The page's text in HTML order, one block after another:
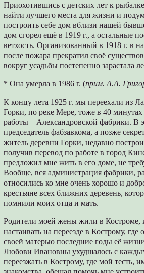
Приохотившись с детских лет к
найти лучшего места для жизни и
построить себе дом вблизи нашей
дом сгорел ещё в 1919 г., а остальные
ветхость. Организованный в 1918 г. в
после пожара прекратил своё
вокруг усадьбы постепенно зарастала
* Она умерла в 1986 г. (прим. А.А.
К концу лета 1925 г. мы переехали из
Горки, по реке Мере, тоже в 40
работы – Александровской фабрики. В
председатель фабзавкома, а позже
житель деревни Горки, недавно
получив перевод по работе в город
предложил мне жить в его доме, не
Вообще, вся администрация фабрики,
относились ко мне очень хорошо и
крестьяне всех ближних деревень,
помнили моих отца и мать.
Родители моей жены жили в Костроме,
настаивать на переезде в Кострому, где
своей матерью последние годы её
Любови Ивановны ухудшалось с
переезжать в Кострому, где мой тесть,